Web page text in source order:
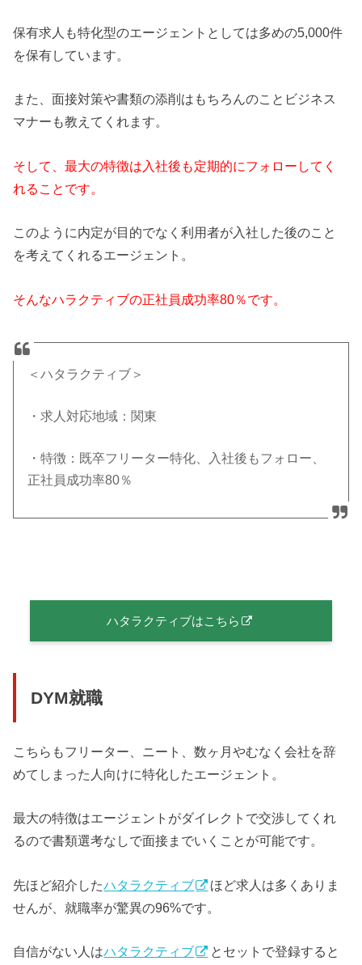
保有求人も特化型のエージェントとしては多めの5,000件
を保有しています。
また、面接対策や書類の添削はもちろんのことビジネス
マナーも教えてくれます。
そして、最大の特徴は入社後も定期的にフォローしてく
れることです。
このように内定が目的でなく利用者が入社した後のこと
を考えてくれるエージェント。
そんなハラクティブの正社員成功率80％です。
＜ハタラクティブ＞
・求人対応地域：関東
・特徴：既卒フリーター特化、入社後もフォロー、
正社員成功率80％
ハタラクティブはこちら
DYM就職
こちらもフリーター、ニート、数ヶ月やむなく会社を辞
めてしまった人向けに特化したエージェント。
最大の特徴はエージェントがダイレクトで交渉してくれ
るので書類選考なしで面接までいくことが可能です。
先ほど紹介したハタラクティブ
ほど求人は多くありま
せんが、就職率が驚異の96%です。
自信がない人はハタラクティブ
とセットで登録すると